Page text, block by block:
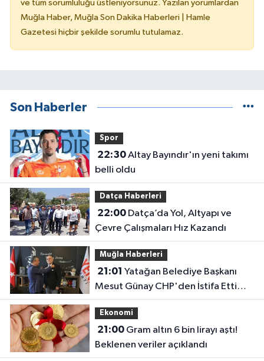
ve tüm sorumluluğu üstleniyorsunuz. Yazılan yorumlardan
Muğla Haber, Muğla Son Dakika Haberleri | Hamle
Gazetesi hiçbir şekilde sorumlu tutulamaz.
Son Haberler
Spor
22:30Altay Bayındır'ın yeni takımı
belli oldu
Datça Haberleri
22:00Datça’da Yol, Altyapı ve
Çevre Çalışmaları Hız Kazandı
Muğla Haberleri
21:01
Mesut Günay CHP'den İstifa Etti
Yeni Parti'ye Katıldı
Ekonomi
21:00Gram altın 6 bin lirayı aştı!
Beklenen veriler açıklandı